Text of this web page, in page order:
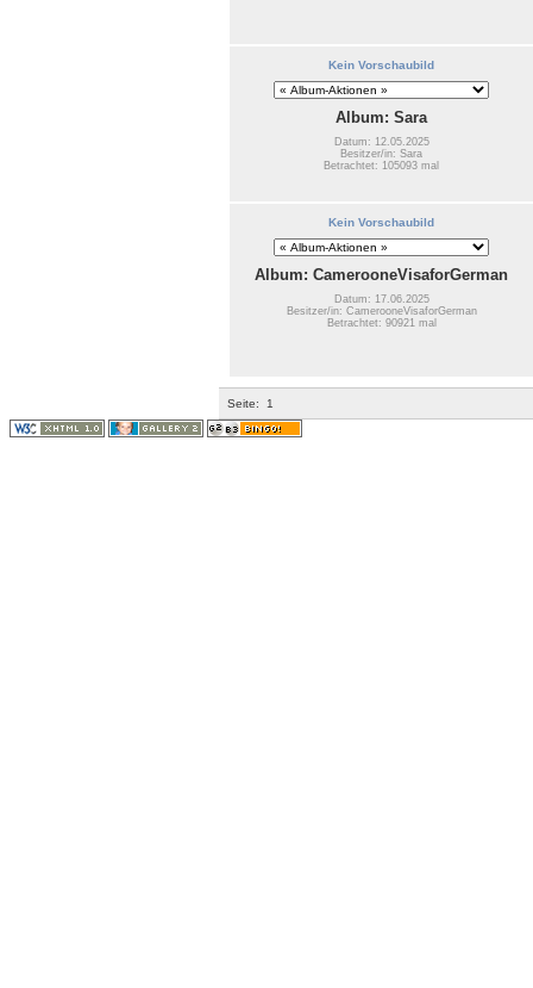
Kein Vorschaubild
Album: Sara
Datum: 12.05.2025
Besitzer/in: Sara
Betrachtet: 105093 mal
Kein Vorschaubild
Album: CamerooneVisaforGerman
Datum: 17.06.2025
Besitzer/in: CamerooneVisaforGerman
Betrachtet: 90921 mal
Seite: 1